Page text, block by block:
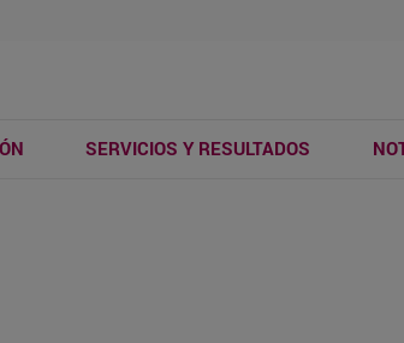
SERVICIOS Y RESULTADOS